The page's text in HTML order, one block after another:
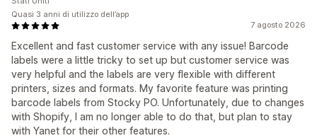
7 agosto 2026
Excellent and fast customer service with any issue! Barcode
labels were a little tricky to set up but customer service was
very helpful and the labels are very flexible with different
printers, sizes and formats. My favorite feature was printing
barcode labels from Stocky PO. Unfortunately, due to changes
with Shopify, I am no longer able to do that, but plan to stay
with Yanet for their other features.
Quasi 3 anni di utilizzo dell’app